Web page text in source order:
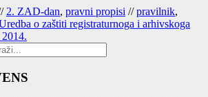
2. ZAD-dan, pravni propisi // pravilnik,
o zaštiti registraturnoga i arhivskoga